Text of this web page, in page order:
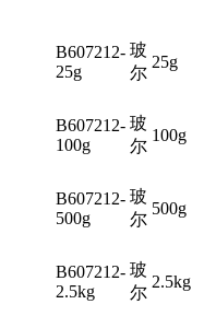
B607212-
25g
玻
尔
25g
B607212-
100g
玻
尔
100g
B607212-
500g
玻
尔
500g
B607212-
2.5kg
玻
尔
2.5kg